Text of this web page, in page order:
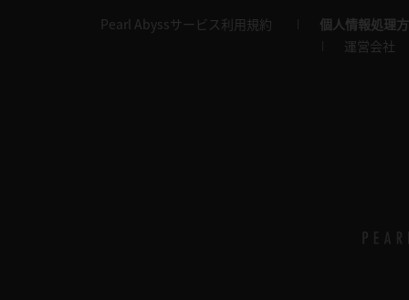
Pearl Abyssサービス利用規約 個人情報処理
運営会社